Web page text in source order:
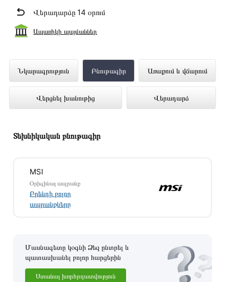
Վերադարձը 14 օրում
Ապառիկի պայմաններ
Նկարագրություն Բնութագիր Առաքում և վճարում
Վերցնել խանութից Վերադարձ
Նոթբուք MSI Prestige 14 Evo A12M-
272XAM (I5-1240P)14 16GB 512GB
(SL) BS51240P16GXXDXX
խանութում լավագույն գնով 419 900 դրամ
Տեխնիկական բնութագիր
MSI
Օրիգինալ ապրանք
Բրենդի բոլոր
ապրանքները
Մասնագետը կօգնի Ձեզ ընտրել և
պատասխանել բոլոր հարցերին
Ստանալ խորհրդատվություն